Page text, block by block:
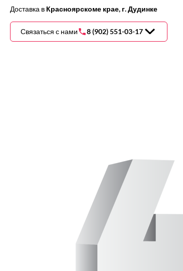
Доставка в Красноярскоме крае, г. Дудинке
Связаться с нами 8 (902) 551-03-17